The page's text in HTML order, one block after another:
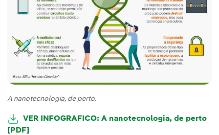
A nanotecnologia, de perto.
VER INFOGRAFICO: A nanotecnologia, de perto
[PDF]